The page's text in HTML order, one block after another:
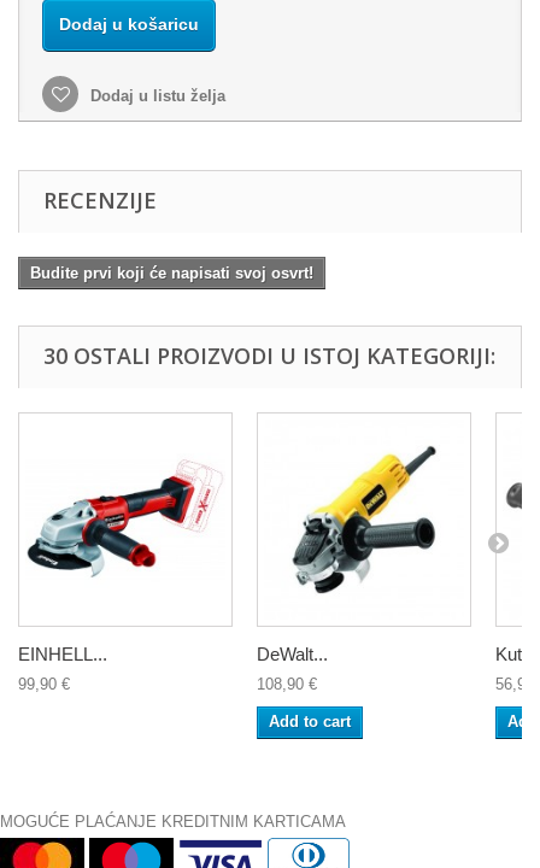
Dodaj u košaricu
Dodaj u listu želja
RECENZIJE
Budite prvi koji će napisati svoj osvrt!
30 OSTALI PROIZVODI U ISTOJ KATEGORIJI:
EINHELL...
99,90 €
DeWalt...
108,90 €
Add to cart
56,95
MOGUĆE PLAĆANJE KREDITNIM KARTICAMA